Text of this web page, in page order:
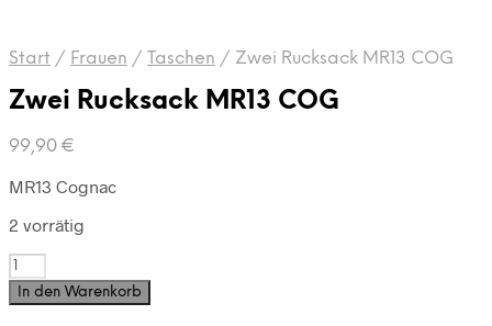
Start / Frauen / Taschen / Zwei Rucksack MR13 COG
Zwei Rucksack MR13 COG
99,90 €
MR13 Cognac
2 vorrätig
Zwei
Rucksack
MR13
In den Warenkorb